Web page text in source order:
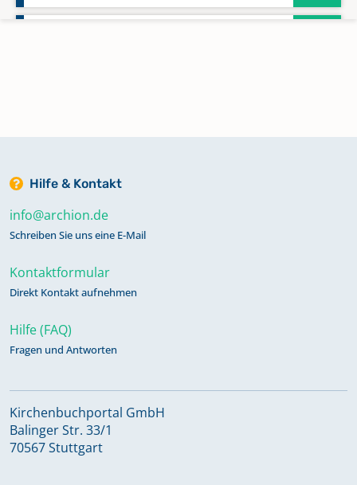
Keine verfügbaren Digitalisate
Familienregister 1820-1975 Band 28
Band 17
Band 18
Mischbuch 1558-1640 Band 1
Hilfe & Kontakt
info@archion.de
Schreiben Sie uns eine E-Mail
Kontaktformular
Direkt Kontakt aufnehmen
Hilfe (FAQ)
Fragen und Antworten
Kirchenbuchportal GmbH
Balinger Str. 33/1
70567 Stuttgart